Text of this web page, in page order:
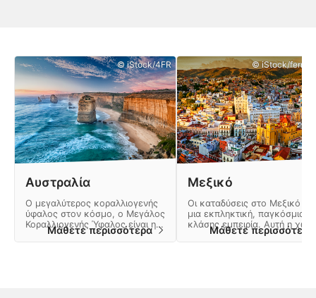
© iStock/4FR
Αυστραλία
Ο μεγαλύτερος κοραλλιογενής
ύφαλος στον κόσμο, ο Μεγάλος
Κοραλλιογενής Ύφαλος είναι η
ουσία των καταδύσεων στην
Μάθετε περισσότερα
© iStock/
Μεξικό
Οι καταδύσεις στο Μεξικό
μια εκπληκτική, παγκόσμιας
κλάσης εμπειρία. Αυτή η
προσφέρει πολλές
Μάθετε